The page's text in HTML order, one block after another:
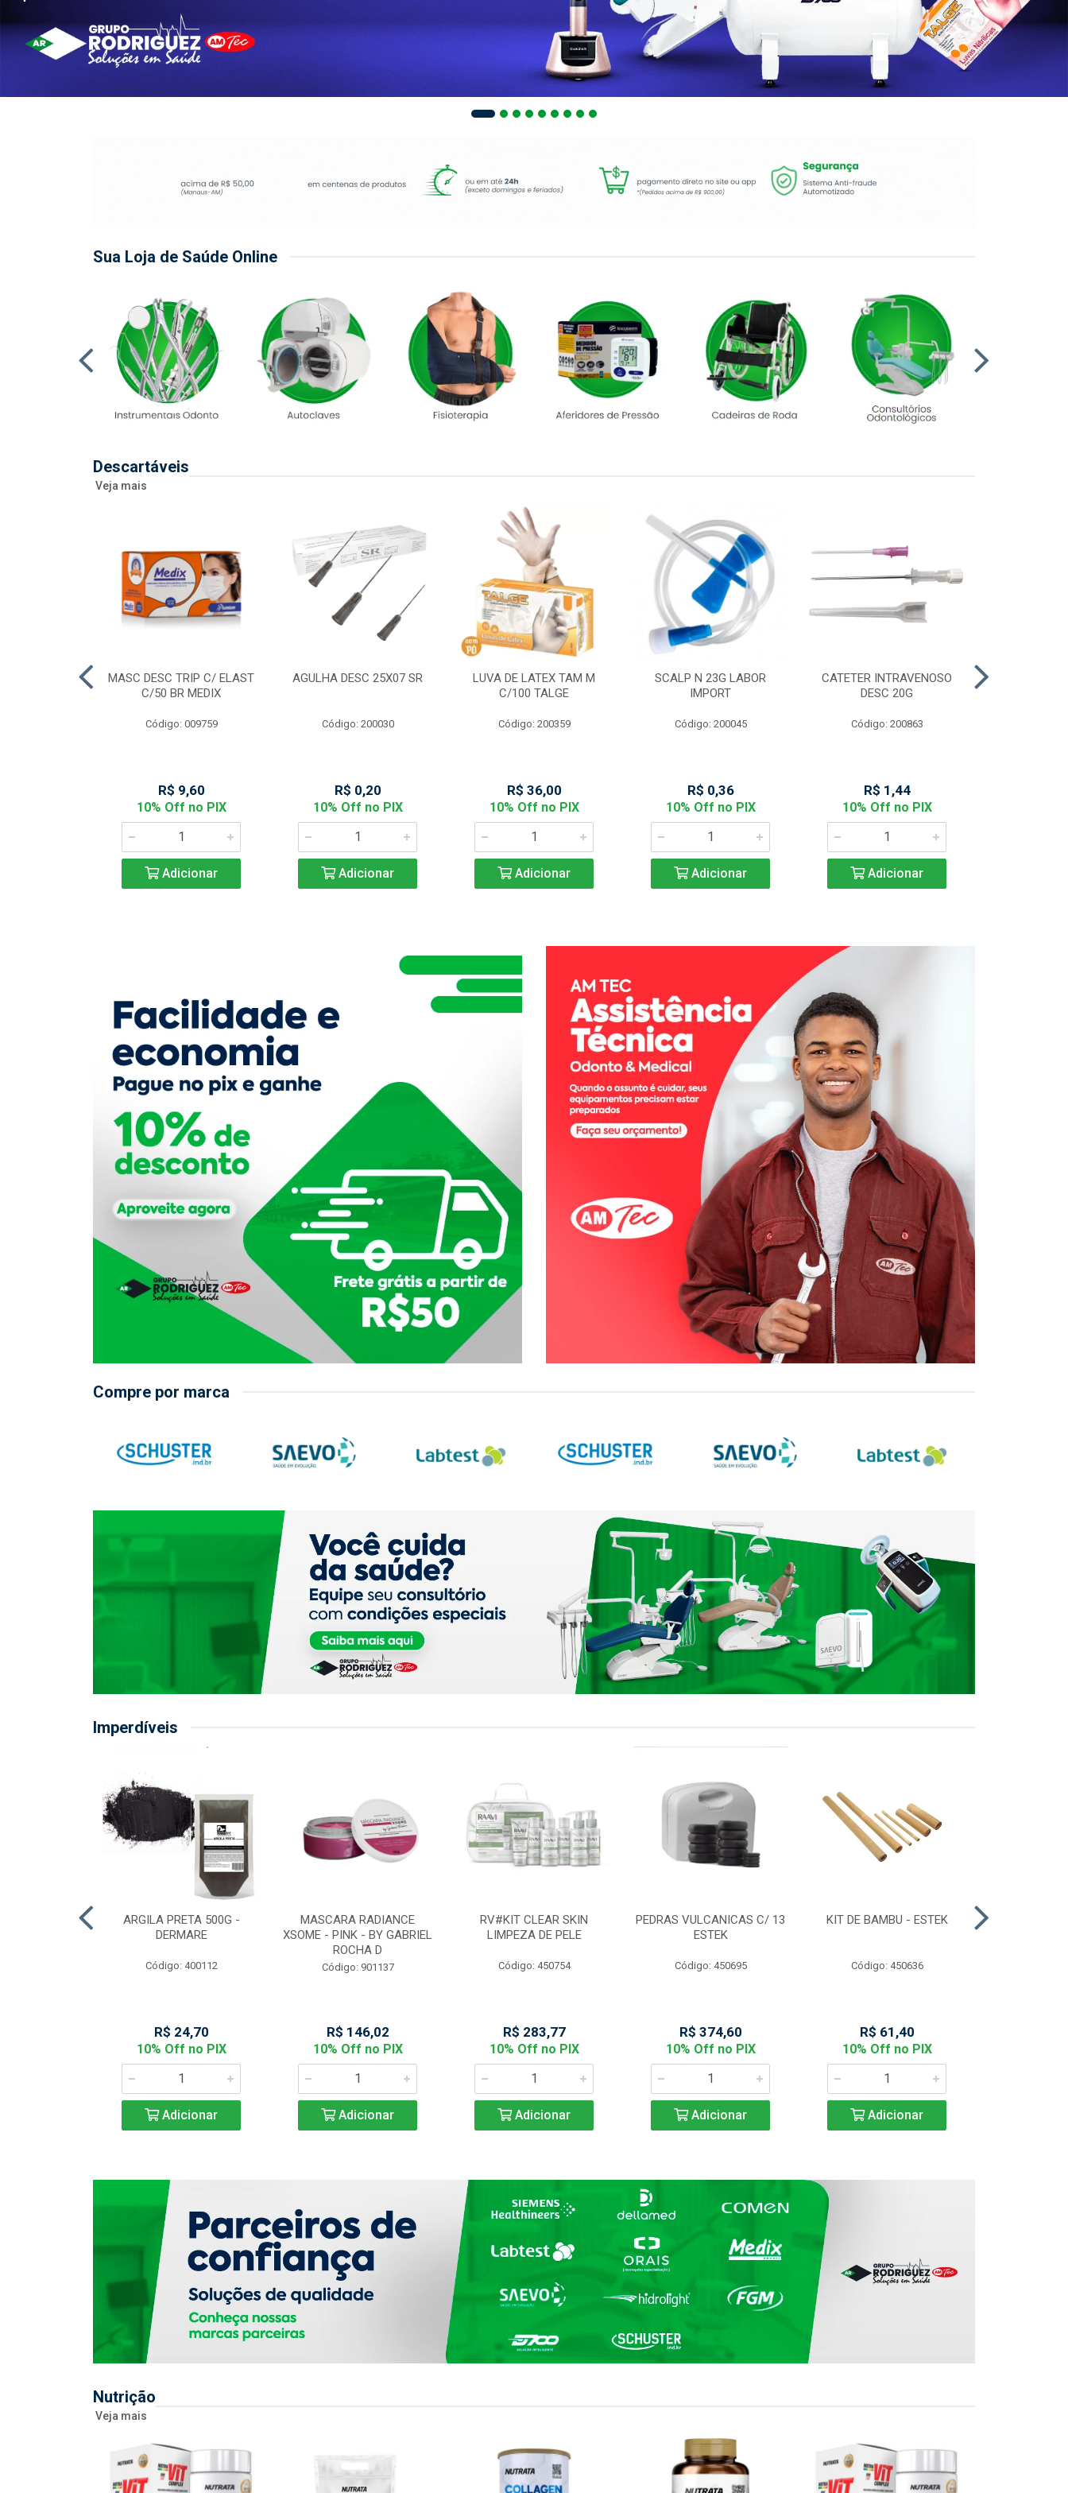
Sua Loja de Saúde Online
Descartáveis
Veja mais
MASC DESC TRIP C/ ELAST
C/50 BR MEDIX
Código: 009759
R$ 9,60
10% Off no PIX
Adicionar
AGULHA DESC 25X07 SR
Código: 200030
R$ 0,20
10% Off no PIX
Adicionar
LUVA DE LATEX TAM M
C/100 TALGE
Código: 200359
R$ 36,00
10% Off no PIX
Adicionar
SCALP N 23G LABOR
IMPORT
Código: 200045
R$ 0,36
10% Off no PIX
Adicionar
CATETER INTRAVENOSO
DESC 20G
Código: 200863
R$ 1,44
10% Off no PIX
Adicionar
Compre por marca
Imperdíveis
ARGILA PRETA 500G -
DERMARE
Código: 400112
R$ 24,70
10% Off no PIX
Adicionar
MASCARA RADIANCE
XSOME - PINK - BY GABRIEL
ROCHA D
Código: 901137
R$ 146,02
10% Off no PIX
Adicionar
RV#KIT CLEAR SKIN
LIMPEZA DE PELE
Código: 450754
R$ 283,77
10% Off no PIX
Adicionar
PEDRAS VULCANICAS C/ 13
ESTEK
Código: 450695
R$ 374,60
10% Off no PIX
Adicionar
KIT DE BAMBU - ESTEK
Código: 450636
R$ 61,40
10% Off no PIX
Adicionar
Nutrição
Veja mais